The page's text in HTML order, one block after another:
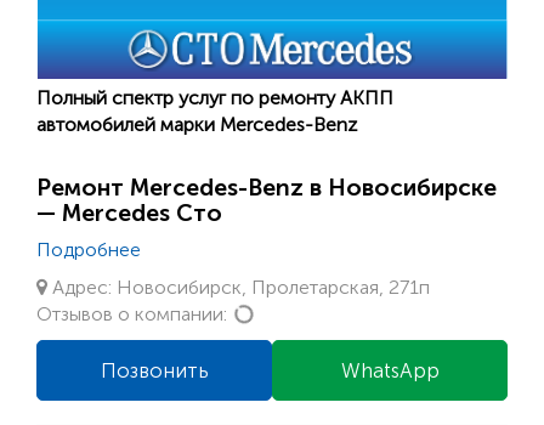
Полный спектр услуг по ремонту АКПП
автомобилей марки Mercedes-Benz
Ремонт Mercedes-Benz в Новосибирске
— Mercedes Сто
Подробнее
Адрес: Новосибирск, Пролетарская, 271п
Отзывов о компании:
WhatsApp
Позвонить